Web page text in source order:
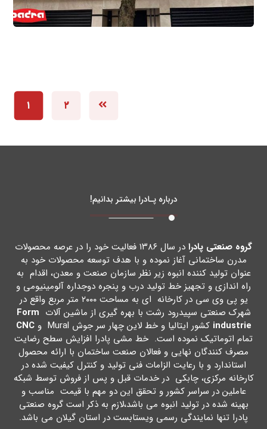
۱ ۲
درباره پـادرا بیشتر بدانیم!
گروه صنعتی پادرا
در سال ۱۳۸۶ فعالیت خود را در عرصه محصولات
مدرن ساختمانی آغاز نموده و با هدف توسعه محصولات خود به
عنوان تولید کننده انبوه زیر نظر سازمان صنعت و معدن، اقدام به
راه اندازي و تجهیز خط تولید درب و پنجره دوجداره آلومینیومی و
یو پی وي سی در کارخانه اي به مساحت ۲۰۰۰ متر مربع واقع در
شهرك صنعتی سپیدرود رشت با بهره گیري از ماشین آلات Form
industrie کشور ایتالیا و خط لاین چهار سر جوش Mural و
CNC
تمام اتوماتیک نموده است. خط مشی پادرا افزایش سطح رضایت
مصرف کنندگان نهایی و فعالان صنعت ساختمان با ارائه محصول
استاندارد و با رعایت الزامات فنی تولید و کنترل کیفیت شده در
کارخانه مرکزي، چابکی در خدمات قبل و پس از فروش توسط شبکه
عاملین در سراسر کشور و تحقق این دو مهم با قیمت مناسب و
بهینه شده در تولید انبوه می باشد،لازم به ذکر است گروه صنعتی
پادرا تنها نمایندگی رسمی ویستابست در استان گیلان می باشد.